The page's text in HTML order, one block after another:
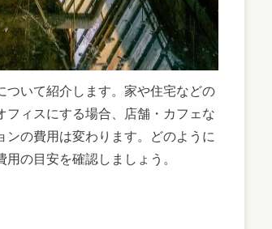
ついて紹介します。家や住宅などの
ィスにする場合、店舗・カフェな
ンの費用は変わります。どのように
の目安を確認しましょう。